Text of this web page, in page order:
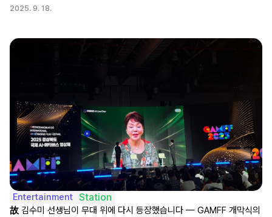
2025. 9. 18.
Entertainment Station
故 김수미 선생님이 무대 위에 다시 등장했습니다 — GAMFF 개막식의